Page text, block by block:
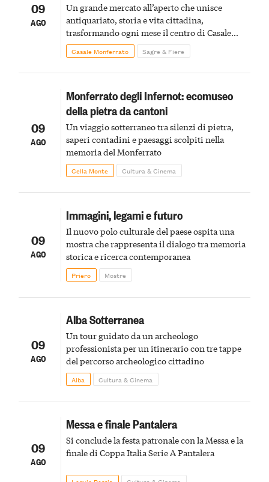
09
AGO
Un grande mercato all’aperto che unisce
antiquariato, storia e vita cittadina,
trasformando ogni mese il centro di Casale
Monferrato in un luogo di scoperta e racconto
Casale Monferrato Sagre & Fiere
09
AGO
Monferrato degli Infernot: ecomuseo
della pietra da cantoni
Un viaggio sotterraneo tra silenzi di pietra,
saperi contadini e paesaggi scolpiti nella
memoria del Monferrato
Cella Monte Cultura & Cinema
09
AGO
Immagini, legami e futuro
Il nuovo polo culturale del paese ospita una
mostra che rappresenta il dialogo tra memoria
storica e ricerca contemporanea
Priero Mostre
09
AGO
Alba Sotterranea
Un tour guidato da un archeologo
professionista per un itinerario con tre tappe
del percorso archeologico cittadino
Alba Cultura & Cinema
09
AGO
Messa e finale Pantalera
Si conclude la festa patronale con la Messa e la
finale di Coppa Italia Serie A Pantalera